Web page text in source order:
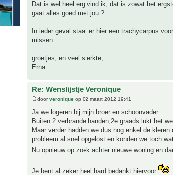
Dat is wel heel erg vind ik, dat is zowat het
gaat alles goed met jou ?
In ieder geval staat er hier een trachycarpus
missen.
groetjes, en veel sterkte,
Erna
Re: Wenslijstje Veronique
doorveronique op 02 maart 2012 19:41
Ja we logeren bij mijn broer en schoonvader.
Buiten 2 verbrande handen,2e graads lukt het wel.
Maar verder hadden we dus nog enkel de
probleem al snel opgelost en konden we toch
Nu opnieuw op zoek achter nieuwe woning en
Je bent al zeker heel hard bedankt hiervoor